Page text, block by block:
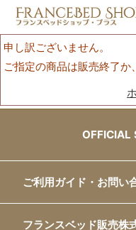
申し訳ございません。
ご指定の商品は販売終了か
OFFICIAL
ご利用ガイド・お問い
フランスベッド販売株